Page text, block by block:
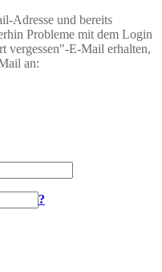
Adresse und bereits
Probleme mit dem Login
vergessen"-E-Mail erhalten,
an:
?